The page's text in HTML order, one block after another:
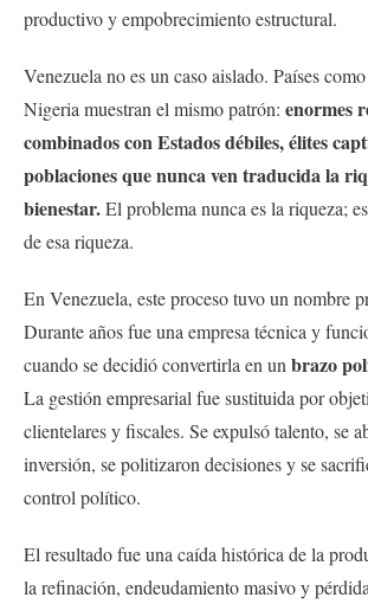
productivo y empobrecimiento estructural.
Venezuela no es un caso aislado. Países
Nigeria muestran el mismo patrón: enormes
combinados con Estados débiles, élites
poblaciones que nunca ven traducida la
bienestar.El problema nunca es la riqueza;
de esa riqueza.
En Venezuela, este proceso tuvo un nombre
Durante años fue una empresa técnica y
cuando se decidió convertirla en un brazo
La gestión empresarial fue sustituida por
clientelares y fiscales. Se expulsó talento, se
inversión, se politizaron decisiones y se
control político.
El resultado fue una caída histórica de la
la refinación, endeudamiento masivo y